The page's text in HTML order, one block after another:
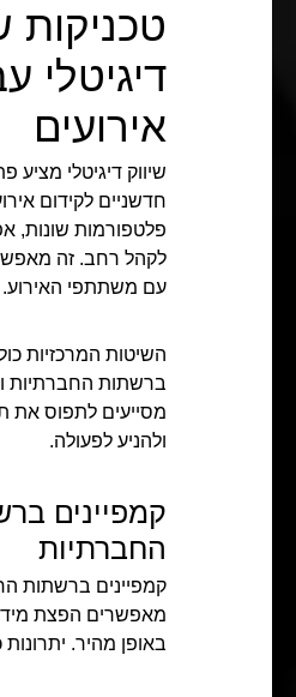
טכניקות
דיגיטלי
אירועים
שיווק דיגיטלי מציע
חדשניים לקידום
פלטפורמות שונות,
לקהל רחב. זה
עם משתתפי האירוע.
השיטות המרכזיות
ברשתות החברתיות
מסייעים לתפוס את
ולהניע לפעולה.
קמפיינים
החברתיות
קמפיינים ברשתות
מאפשרים הפצת
באופן מהיר. יתרונות